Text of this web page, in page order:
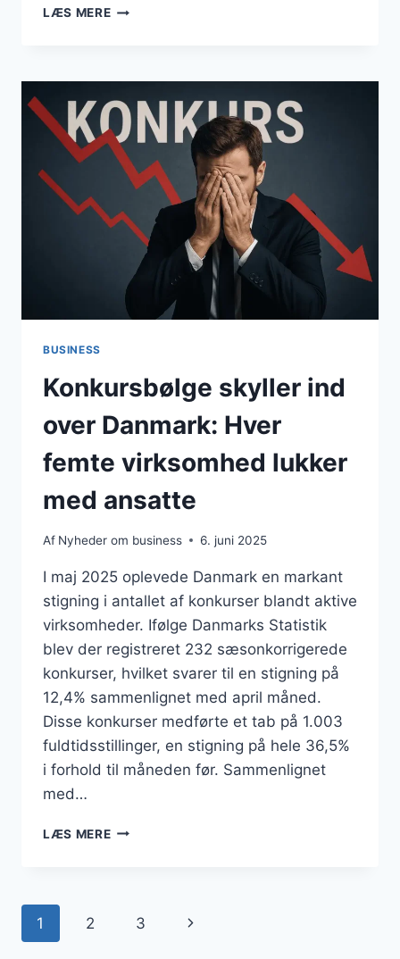
LÆS MEREBUSINESS
BUSINESS
Konkursbølge skyller ind
over Danmark: Hver
femte virksomhed lukker
med ansatte
Af Nyheder om business 6. juni 2025
I maj 2025 oplevede Danmark en markant
stigning i antallet af konkurser blandt aktive
virksomheder. Ifølge Danmarks Statistik
blev der registreret 232 sæsonkorrigerede
konkurser, hvilket svarer til en stigning på
12,4% sammenlignet med april måned.
Disse konkurser medførte et tab på 1.003
fuldtidsstillinger, en stigning på hele 36,5%
i forhold til måneden før. Sammenlignet
med…
LÆS MEREKONKURSBØLGE
HVER
Side
1 2 3
Næste